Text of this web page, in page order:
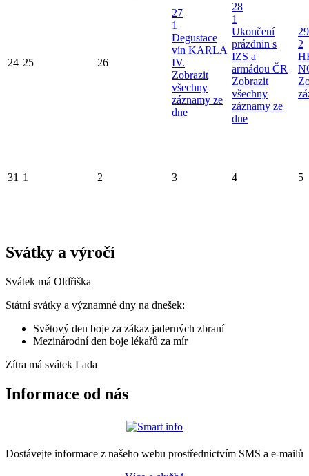
24 25 26
27
1
Degustace
vín KARLA
IV.
Zobrazit
všechny
záznamy ze
dne
28
1
Ukončení
prázdnin s
IZS a
armádou ČR
Zobrazit
všechny
záznamy ze
dne
29
2
31 1 2 3 4 5
Svátky a výročí
Svátek má Oldřiška
Státní svátky a významné dny na dnešek:
Světový den boje za zákaz jaderných zbraní
Mezinárodní den boje lékařů za mír
Zítra má svátek Lada
Informace od nás
Dostávejte informace z našeho webu prostřednictvím SMS a e-mailů